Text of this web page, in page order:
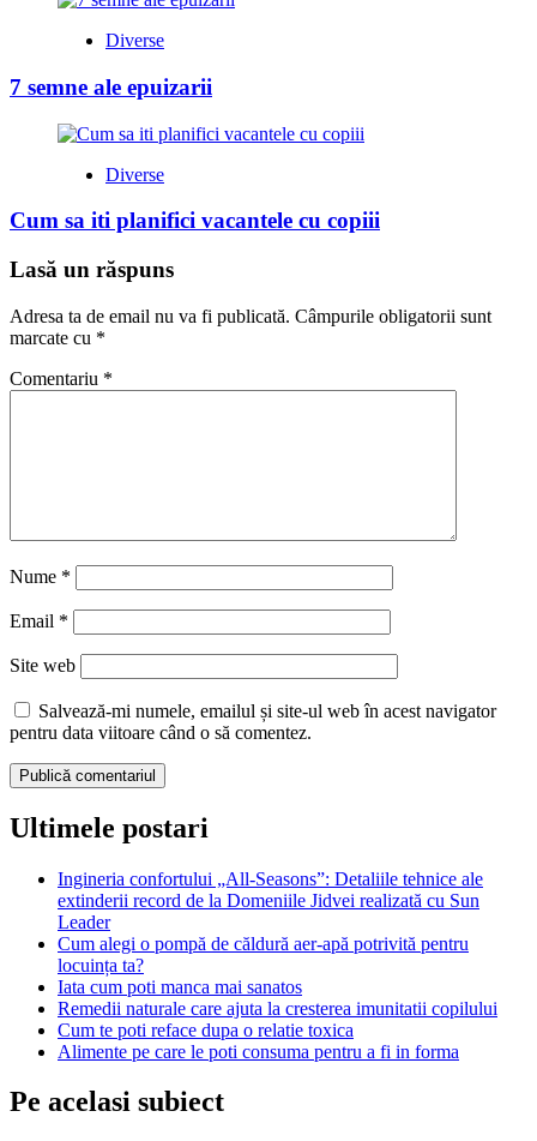
Diverse
7 semne ale epuizarii
Diverse
Cum sa iti planifici vacantele cu copiii
Lasă un răspuns
Adresa ta de email nu va fi publicată. Câmpurile obligatorii sunt
marcate cu *
Comentariu *
Nume *
Email *
Site web
Salvează-mi numele, emailul și site-ul web în acest navigator
pentru data viitoare când o să comentez.
Ultimele postari
Ingineria confortului „All-Seasons”: Detaliile tehnice ale
extinderii record de la Domeniile Jidvei realizată cu Sun
Leader
Cum alegi o pompă de căldură aer-apă potrivită pentru
locuința ta?
Iata cum poti manca mai sanatos
Remedii naturale care ajuta la cresterea imunitatii copilului
Cum te poti reface dupa o relatie toxica
Alimente pe care le poti consuma pentru a fi in forma
Pe acelasi subiect